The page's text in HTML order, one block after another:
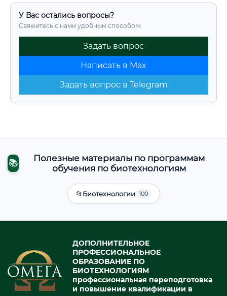
У Вас остались вопросы?
Свяжитесь с нами удобным способом:
Задать вопрос
Написать в Max
Задать вопрос в Telegram
📚
Полезные материалы по программам
обучения по биотехнологиям
📂Биотехнологии 100
ДОПОЛНИТЕЛЬНОЕ
ПРОФЕССИОНАЛЬНОЕ
ОБРАЗОВАНИЕ ПО
БИОТЕХНОЛОГИЯМ
профессиональная переподготовка
и повышение квалификации в